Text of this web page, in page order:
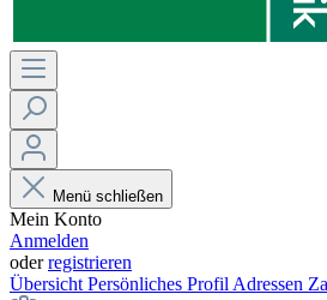
Menü schließen
Mein Konto
Anmelden
oderregistrieren
Übersicht Persönliches Profil Adressen